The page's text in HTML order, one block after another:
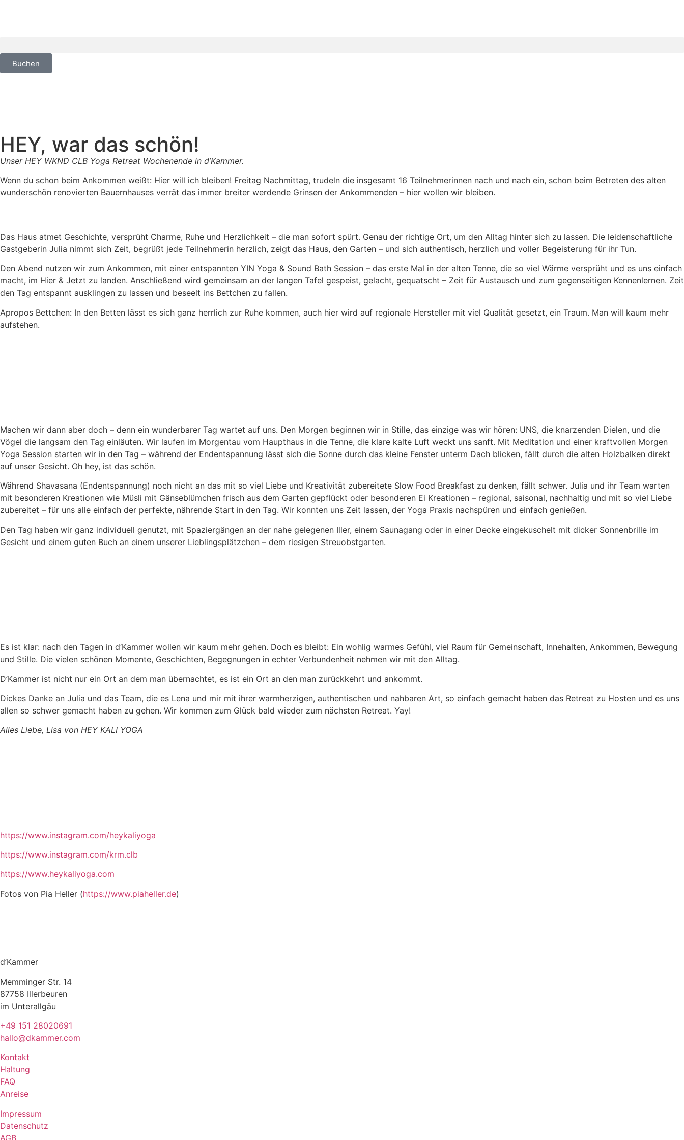
Buchen
HEY, war das schön!
Unser HEY WKND CLB Yoga Retreat Wochenende in d’Kammer.
Wenn du schon beim Ankommen weißt: Hier will ich bleiben! Freitag Nachmittag, trudeln die insgesamt 16 Teilnehmerinnen nach und nach ein, schon beim Betreten des alten
wunderschön renovierten Bauernhauses verrät das immer breiter werdende Grinsen der Ankommenden – hier wollen wir bleiben.
Das Haus atmet Geschichte, versprüht Charme, Ruhe und Herzlichkeit – die man sofort spürt. Genau der richtige Ort, um den Alltag hinter sich zu lassen. Die leidenschaftliche
Gastgeberin Julia nimmt sich Zeit, begrüßt jede Teilnehmerin herzlich, zeigt das Haus, den Garten – und sich authentisch, herzlich und voller Begeisterung für ihr Tun.
Den Abend nutzen wir zum Ankommen, mit einer entspannten YIN Yoga & Sound Bath Session – das erste Mal in der alten Tenne, die so viel Wärme versprüht und es uns einfach
macht, im Hier & Jetzt zu landen. Anschließend wird gemeinsam an der langen Tafel gespeist, gelacht, gequatscht – Zeit für Austausch und zum gegenseitigen Kennenlernen. Zeit
den Tag entspannt ausklingen zu lassen und beseelt ins Bettchen zu fallen.
Apropos Bettchen: In den Betten lässt es sich ganz herrlich zur Ruhe kommen, auch hier wird auf regionale Hersteller mit viel Qualität gesetzt, ein Traum. Man will kaum mehr
aufstehen.
Machen wir dann aber doch – denn ein wunderbarer Tag wartet auf uns. Den Morgen beginnen wir in Stille, das einzige was wir hören: UNS, die knarzenden Dielen, und die
Vögel die langsam den Tag einläuten. Wir laufen im Morgentau vom Haupthaus in die Tenne, die klare kalte Luft weckt uns sanft. Mit Meditation und einer kraftvollen Morgen
Yoga Session starten wir in den Tag – während der Endentspannung lässt sich die Sonne durch das kleine Fenster unterm Dach blicken, fällt durch die alten Holzbalken direkt
auf unser Gesicht. Oh hey, ist das schön.
Während Shavasana (Endentspannung) noch nicht an das mit so viel Liebe und Kreativität zubereitete Slow Food Breakfast zu denken, fällt schwer. Julia und ihr Team warten
mit besonderen Kreationen wie Müsli mit Gänseblümchen frisch aus dem Garten gepflückt oder besonderen Ei Kreationen – regional, saisonal, nachhaltig und mit so viel Liebe
zubereitet – für uns alle einfach der perfekte, nährende Start in den Tag. Wir konnten uns Zeit lassen, der Yoga Praxis nachspüren und einfach genießen.
Den Tag haben wir ganz individuell genutzt, mit Spaziergängen an der nahe gelegenen Iller, einem Saunagang oder in einer Decke eingekuschelt mit dicker Sonnenbrille im
Gesicht und einem guten Buch an einem unserer Lieblingsplätzchen – dem riesigen Streuobstgarten.
Es ist klar: nach den Tagen in d‘Kammer wollen wir kaum mehr gehen. Doch es bleibt: Ein wohlig warmes Gefühl, viel Raum für Gemeinschaft, Innehalten, Ankommen, Bewegung
und Stille. Die vielen schönen Momente, Geschichten, Begegnungen in echter Verbundenheit nehmen wir mit den Alltag.
D’Kammer ist nicht nur ein Ort an dem man übernachtet, es ist ein Ort an den man zurückkehrt und ankommt.
Dickes Danke an Julia und das Team, die es Lena und mir mit ihrer warmherzigen, authentischen und nahbaren Art, so einfach gemacht haben das Retreat zu Hosten und es uns
allen so schwer gemacht haben zu gehen. Wir kommen zum Glück bald wieder zum nächsten Retreat. Yay!
Alles Liebe, Lisa von HEY KALI YOGA
https://www.instagram.com/heykaliyoga
https://www.instagram.com/krm.clb
https://www.heykaliyoga.com
Fotos von Pia Heller (https://www.piaheller.de)
d’Kammer
Memminger Str. 14
87758 Illerbeuren
im Unterallgäu
+49 151 28020691
hallo@dkammer.com
Kontakt
Haltung
FAQ
Anreise
Impressum
Datenschutz
AGB